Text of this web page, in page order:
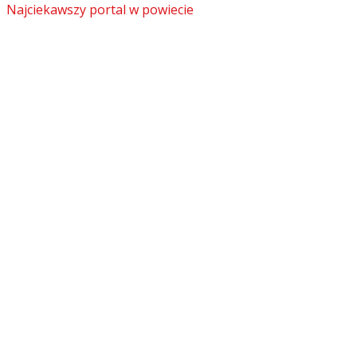
Najciekawszy portal w powiecie